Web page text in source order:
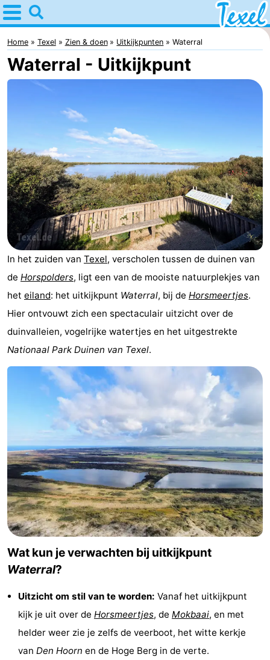
Home
Texel
Tips
-
Den
Burg
-
Den
Hoorn
-
De
Cocksdorp
De
Koog
-
Oudeschild
De
-
Mooiste
uitkijkpunten
Overnachten
Appartementen
-
Bosch
en
Zee
-
De
Vlijt
-
Hoeve
Holland
-
Land
Zeezicht
-
Strandplevier
Bed
Campings
Home Texel Zien & doen Uitkijkpunten Waterral
Waterral - Uitkijkpunt
In het zuiden van Texel, verscholen tussen de duinen van
de Horspolders, ligt een van de mooiste natuurplekjes van
het eiland: het uitkijkpunt Waterral, bij de Horsmeertjes.
Hier ontvouwt zich een spectaculair uitzicht over de
duinvalleien, vogelrijke watertjes en het uitgestrekte
Nationaal Park Duinen van Texel.
Wat kun je verwachten bij uitkijkpunt
Waterral?
Uitzicht om stil van te worden: Vanaf het uitkijkpunt
kijk je uit over de Horsmeertjes, de Mokbaai, en met
helder weer zie je zelfs de veerboot, het witte kerkje
van Den Hoorn en de Hoge Berg in de verte.